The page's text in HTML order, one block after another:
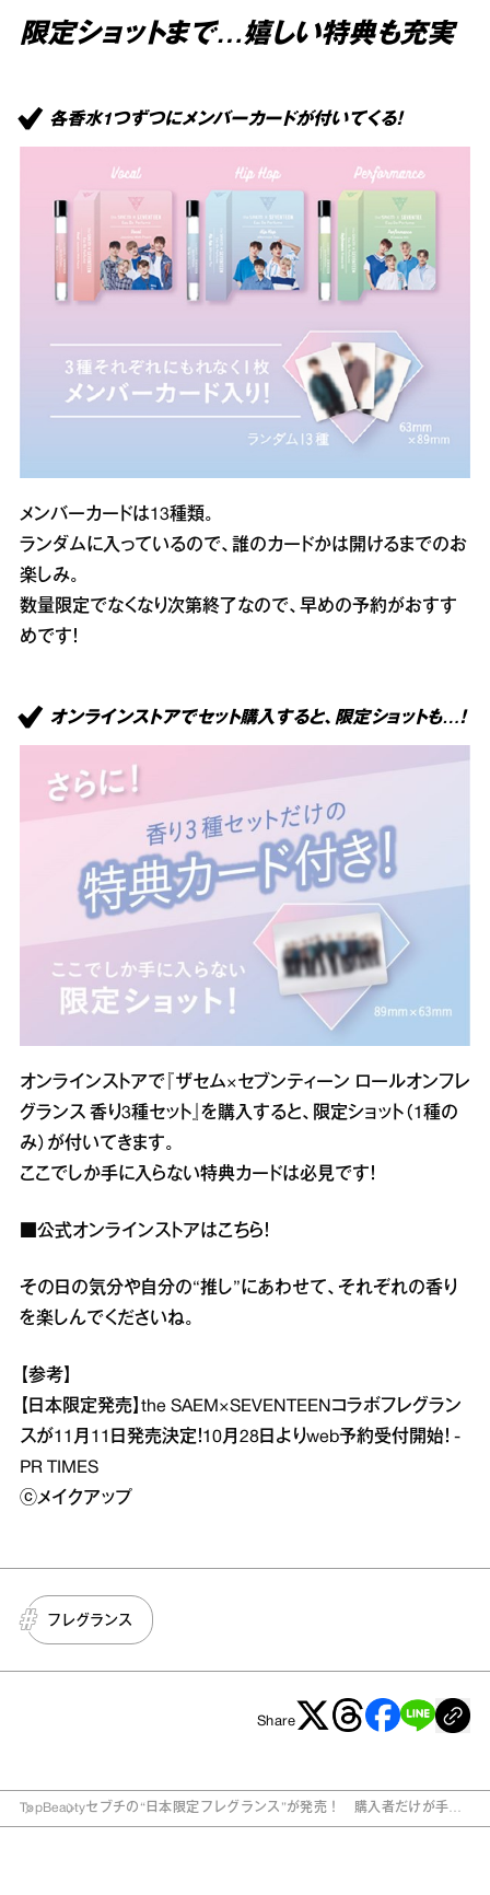
限定ショットまで…嬉しい特典も充実
各香水1つずつにメンバーカードが付いてくる！
メンバーカードは13種類。
ランダムに入っているので、誰のカードかは開けるまでのお
楽しみ。
数量限定でなくなり次第終了なので、早めの予約がおすす
めです！
オンラインストアでセット購入すると、限定ショットも…！
オンラインストアで『ザセム×セブンティーン ロールオンフレ
グランス 香り3種セット』を購入すると、限定ショット（1種の
み）が付いてきます。
ここでしか手に入らない特典カードは必見です！
■公式オンラインストアはこちら ！
その日の気分や自分の“推し”にあわせて、それぞれの香り
を楽しんでくださいね。
【参考】
【日本限定発売】the SAEM×SEVENTEENコラボフレグラン
スが11月11日発売決定！10月28日よりweb予約受付開始！ -
PR TIMES
ⓒメイクアップ
フレグランス
Share
TopBeautyセブチの“日本限定フレグランス”が発売！ 購入者だけが手に